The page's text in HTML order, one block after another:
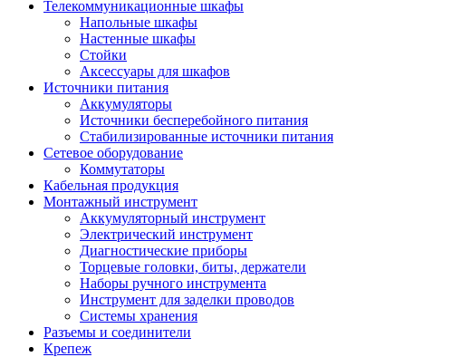
Телекоммуникационные шкафы
Напольные шкафы
Настенные шкафы
Стойки
Аксессуары для шкафов
Источники питания
Аккумуляторы
Источники бесперебойного питания
Стабилизированные источники питания
Сетевое оборудование
Коммутаторы
Кабельная продукция
Монтажный инструмент
Аккумуляторный инструмент
Электрический инструмент
Диагностические приборы
Торцевые головки, биты, держатели
Наборы ручного инструмента
Инструмент для заделки проводов
Системы хранения
Разъемы и соединители
Крепеж